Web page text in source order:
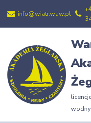
Przejdź
treści
info@wiatr.waw.pl